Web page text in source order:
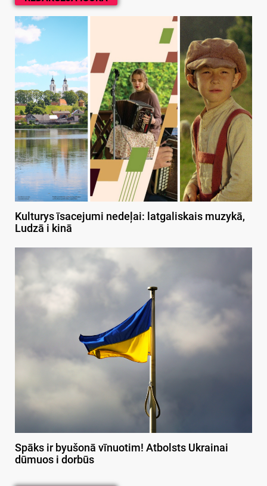
Kulturys īsacejumi nedeļai: latgaliskais muzykā,
Ludzā i kinā
Spāks ir byušonā vīnuotim! Atbolsts Ukrainai
dūmuos i dorbūs